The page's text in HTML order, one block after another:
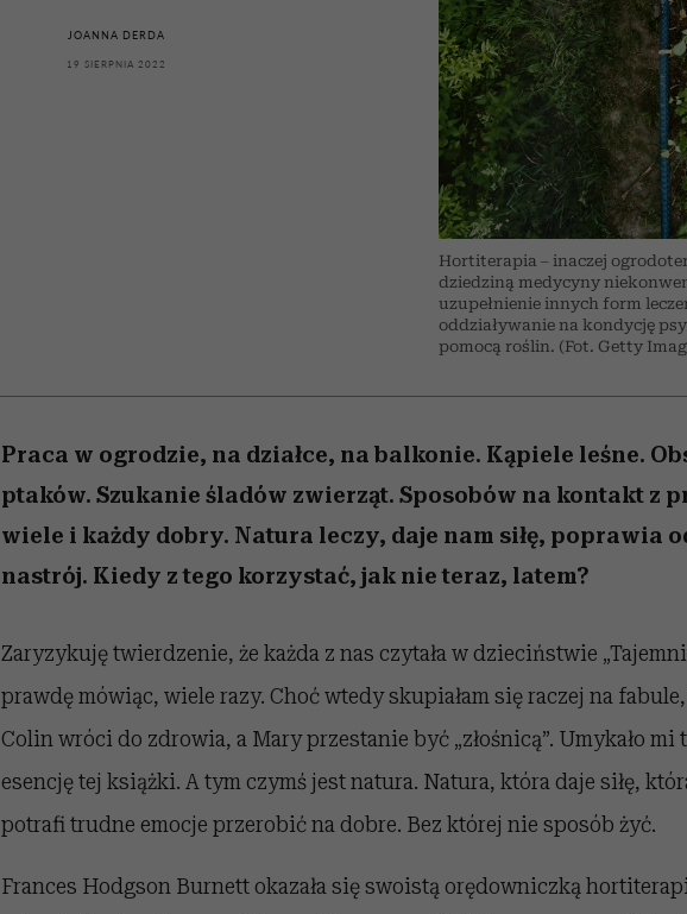
najbardziej
ubrania i marki
JOANNA DERDA
19 SIERPNIA 2022
Hortiterapia – inaczej
dziedziną medycyny
uzupełnienie innych form
oddziaływanie na kondycję
pomocą roślin. (Fot. Getty
Praca w ogrodzie, na działce, na balkonie. Kąpiele leśne.
ptaków. Szukanie śladów zwierząt. Sposobów na kontakt z
wiele i każdy dobry. Natura leczy, daje nam siłę, poprawia
nastrój. Kiedy z tego korzystać, jak nie teraz, latem?
Zaryzykuję twierdzenie, że każda z nas czytała w dzieciństwie
prawdę mówiąc, wiele razy. Choć wtedy skupiałam się raczej na
Colin wróci do zdrowia, a Mary przestanie być „złośnicą”. Umykało mi
esencję tej książki. A tym czymś jest natura. Natura, która daje siłę,
potrafi trudne emocje przerobić na dobre. Bez której nie sposób żyć.
Frances Hodgson Burnett okazała się swoistą orędowniczką